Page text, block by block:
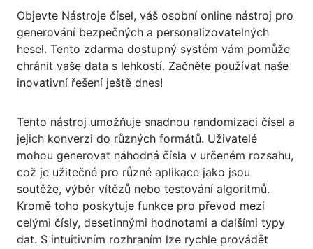
Objevte Nástroje čísel, váš osobní online nástroj pro
generování bezpečných a personalizovatelných
hesel. Tento zdarma dostupný systém vám pomůže
chránit vaše data s lehkostí. Začněte používat naše
inovativní řešení ještě dnes!
Tento nástroj umožňuje snadnou randomizaci čísel a
jejich konverzi do různých formátů. Uživatelé
mohou generovat náhodná čísla v určeném rozsahu,
což je užitečné pro různé aplikace jako jsou
soutěže, výběr vítězů nebo testování algoritmů.
Kromě toho poskytuje funkce pro převod mezi
celými čísly, desetinnými hodnotami a dalšími typy
dat. S intuitivním rozhraním lze rychle provádět